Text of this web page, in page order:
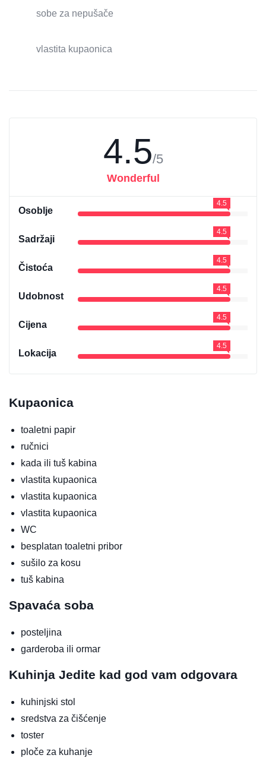
sobe za nepušače
vlastita kupaonica
4.5/5
Wonderful
Osoblje
4.5
Sadržaji
4.5
Čistoća
4.5
Udobnost
4.5
Cijena
4.5
Lokacija
4.5
Kupaonica
toaletni papir
ručnici
kada ili tuš kabina
vlastita kupaonica
vlastita kupaonica
vlastita kupaonica
WC
besplatan toaletni pribor
sušilo za kosu
tuš kabina
Spavaća soba
posteljina
garderoba ili ormar
Kuhinja Jedite kad god vam odgovara
kuhinjski stol
sredstva za čišćenje
toster
ploče za kuhanje